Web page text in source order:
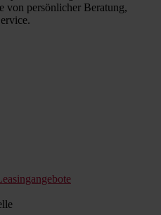
von persönlicher Beratung,